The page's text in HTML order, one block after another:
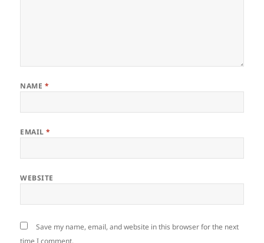
NAME *
EMAIL*
WEBSITE
Save my name, email, and website in this browser for the next